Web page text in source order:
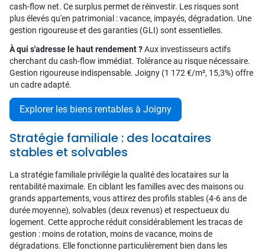
cash-flow net. Ce surplus permet de réinvestir. Les risques sont
plus élevés qu'en patrimonial : vacance, impayés, dégradation. Une
gestion rigoureuse et des garanties (GLI) sont essentielles.
À qui s'adresse le haut rendement ?Aux investisseurs actifs
cherchant du cash-flow immédiat. Tolérance au risque nécessaire.
Gestion rigoureuse indispensable. Joigny (1 172 €/m², 15,3%) offre
un cadre adapté.
Explorer les biens rentables à Joigny
Stratégie familiale : des locataires
stables et solvables
La stratégie familiale privilégie la qualité des locataires sur la
rentabilité maximale. En ciblant les familles avec des maisons ou
grands appartements, vous attirez des profils stables (4-6 ans de
durée moyenne), solvables (deux revenus) et respectueux du
logement. Cette approche réduit considérablement les tracas de
gestion : moins de rotation, moins de vacance, moins de
dégradations. Elle fonctionne particulièrement bien dans les